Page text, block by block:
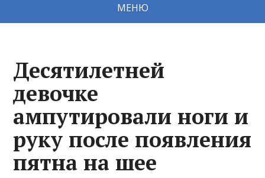
МЕНЮ
Десятилетней
девочке
ампутировали ноги и
руку после появления
пятна на шее